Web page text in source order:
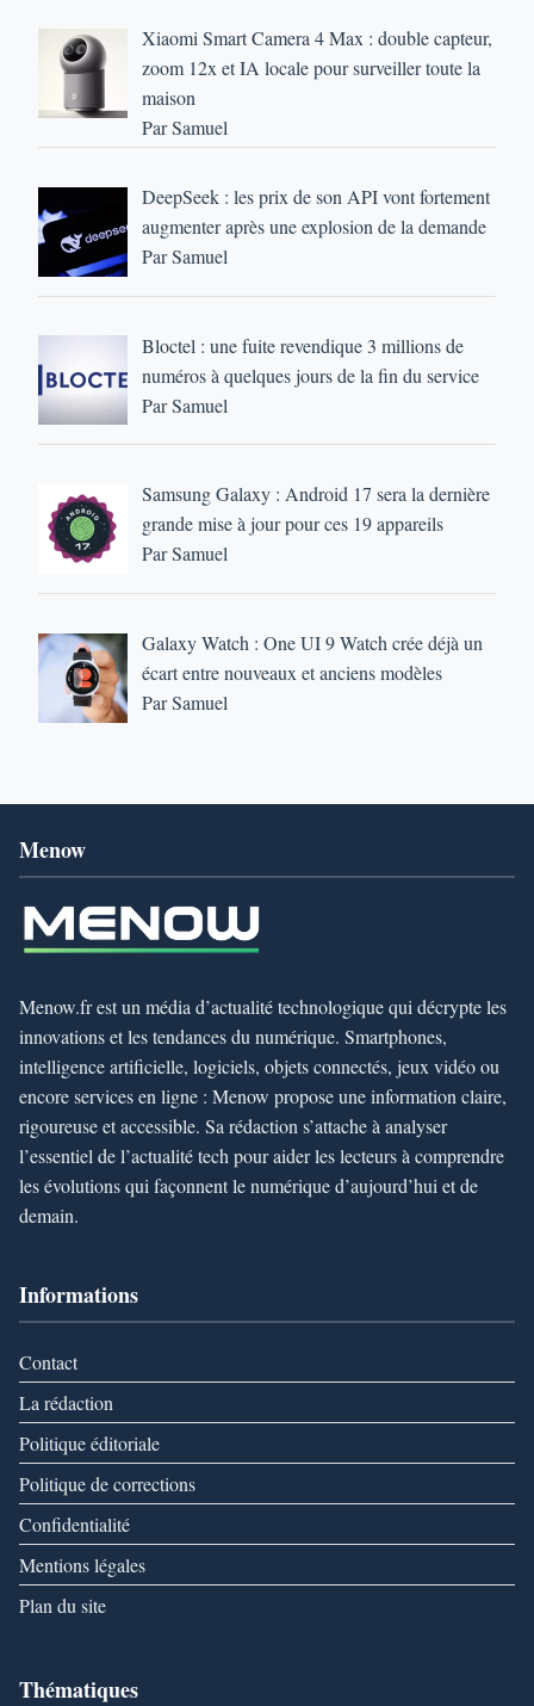
Xiaomi Smart Camera 4 Max : double capteur,
zoom 12x et IA locale pour surveiller toute la
maison
Par Samuel
DeepSeek : les prix de son API vont fortement
augmenter après une explosion de la demande
Par Samuel
Bloctel : une fuite revendique 3 millions de
numéros à quelques jours de la fin du service
Par Samuel
Samsung Galaxy : Android 17 sera la dernière
grande mise à jour pour ces 19 appareils
Par Samuel
Galaxy Watch : One UI 9 Watch crée déjà un
écart entre nouveaux et anciens modèles
Par Samuel
Menow
Menow.fr est un média d’actualité technologique qui décrypte les
innovations et les tendances du numérique. Smartphones,
intelligence artificielle, logiciels, objets connectés, jeux vidéo ou
encore services en ligne : Menow propose une information claire,
rigoureuse et accessible. Sa rédaction s’attache à analyser
l’essentiel de l’actualité tech pour aider les lecteurs à comprendre
les évolutions qui façonnent le numérique d’aujourd’hui et de
demain.
Informations
Contact
La rédaction
Politique éditoriale
Politique de corrections
Confidentialité
Mentions légales
Plan du site
Thématiques